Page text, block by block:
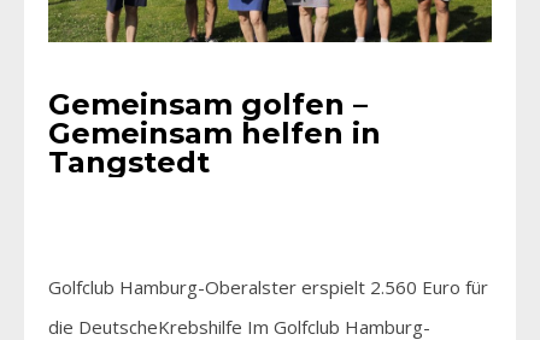
Gemeinsam golfen –
Gemeinsam helfen in
Tangstedt
Golfclub Hamburg-Oberalster erspielt 2.560 Euro für
die DeutscheKrebshilfe Im Golfclub Hamburg-